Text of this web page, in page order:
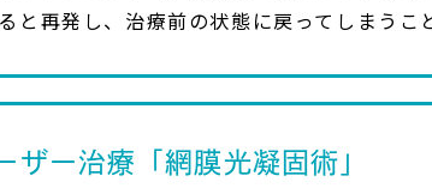
と再発し、治療前の状態に戻ってしまうこ
ザー治療「網膜光凝固術」